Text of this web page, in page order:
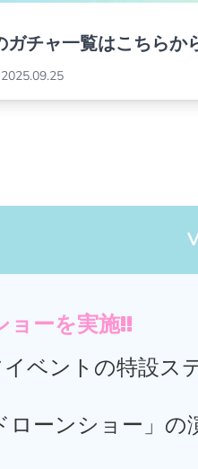
ガチャ一覧はこちらか
2025.09.25
Vポチッ！でし
ョーを実施!!
ベントの特設ス
ーンショー」の